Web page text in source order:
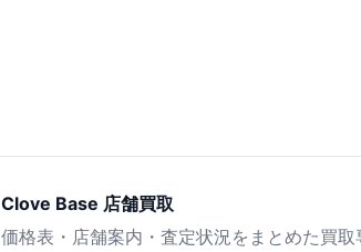
Clove Base 店舗買取
価格表・店舗案内・査定状況をまとめた買取